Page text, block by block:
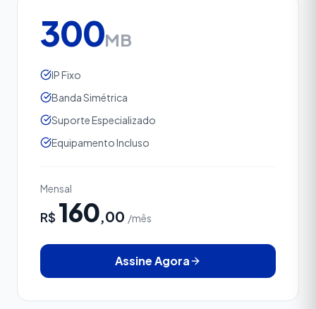
300MB
IP Fixo
Banda Simétrica
Suporte Especializado
Equipamento Incluso
Mensal
R$ 160,00 /mês
Assine Agora